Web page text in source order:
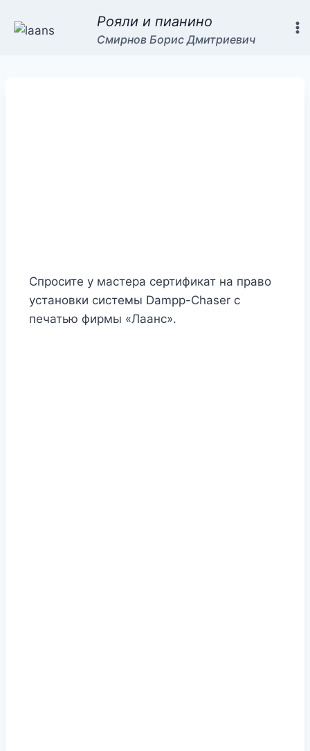
Рояли и пианино
Смирнов Борис Дмитриевич
Спросите у мастера сертификат на право
установки системы Dampp-Chaser с
печатью фирмы «Лаанс».